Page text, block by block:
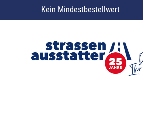
Kein Mindestbestellwert